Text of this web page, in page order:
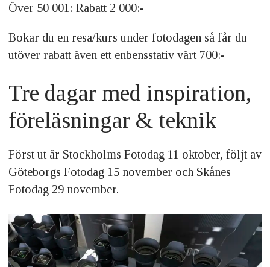
Över 50 001: Rabatt 2 000:-
Bokar du en resa/kurs under fotodagen så får du
utöver rabatt även ett enbensstativ värt 700:-
Tre dagar med inspiration,
föreläsningar & teknik
Först ut är Stockholms Fotodag 11 oktober, följt av
Göteborgs Fotodag 15 november och Skånes
Fotodag 29 november.